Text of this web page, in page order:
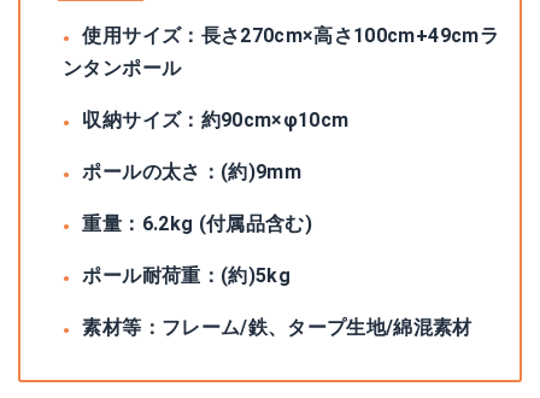
使用サイズ：長さ270cm×高さ100cm+49cmラ
ンタンポール
収納サイズ：約90cm×φ10cm
ポールの太さ：(約)9mm
重量：6.2kg (付属品含む)
ポール耐荷重：(約)5kg
素材等：フレーム/鉄、タープ生地/綿混素材